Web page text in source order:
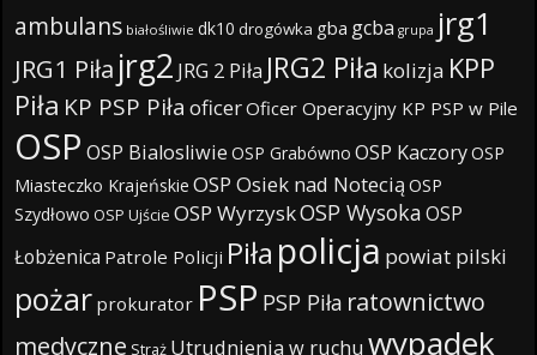
ambulans białośliwie dk10 drogówka gba gcba grupa jrg1
JRG1 Piła jrg2 JRG 2 Piła JRG2 Piła kolizja KPP
Piła KP PSP Piła oficerOficer Operacyjny KP PSP w Pile
OSP OSP Bialosliwie OSP Grabówno OSP KaczoryOSP
Miasteczko Krajeńskie OSP Osiek nad Notecią OSP
Szydłowo OSP Ujście OSP WyrzyskOSP WysokaOSP
Łobżenica Patrole Policji Piła policja powiat pilski
pożar prokurator PSP PSP Piła ratownictwo
medyczne Straż Utrudnienia w ruchu wypadek